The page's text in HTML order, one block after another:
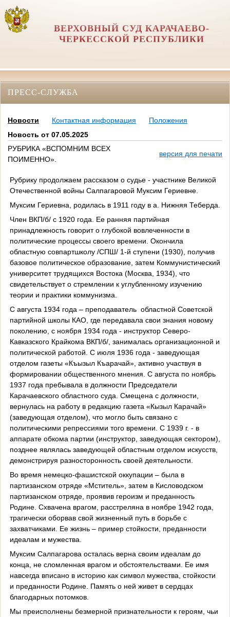
ВЕРХОВНЫЙ СУД КАРАЧАЕВО-
ЧЕРКЕССКОЙ РЕСПУБЛИКИ
ПРЕСС-СЛУЖБА
Новости Контактная информация
Положения
Новость от 07.05.2025
РУБРИКА «ВСПОМНИМ ВСЕХ
ПОИМЕННО».
версия для печати
Рубрику продолжаем рассказом о судье - участнике Великой
Отечественной войны Салпагаровой Муксим Гериевне.
Муксим Гериевна, родилась в 1911 году в а. Нижняя Теберда.
Член ВКП/б/ с 1920 года. Ее ранняя партийная
принадлежность говорит о глубокой вовлеченности в
политические процессы своего времени. Окончила
областную совпартшколу /СПШ/ 1-й ступени (1930), получив
базовое политическое образование, затем Коммунистический
университет трудящихся Востока (Москва, 1934), что
свидетельствует о стремлении к углубленному изучению
теории и практики коммунизма.
С августа 1934 года – преподаватель областной Советской
партийной школы КАО, где передавала свои знания новому
поколению, с ноября 1934 года - инструктор Северо-
Кавказского Крайкома ВКП/б/, занималась организационной и
политической работой. С июля 1936 года - заведующая
отделом газеты «Къызыл Къарачай», активно участвуя в
формировании общественного мнения. С августа по ноябрь
1937 года пребывала в должности Председатели
Карачаевского областного суда. Смещена с должности,
вернулась на работу в редакцию газета «Кызыл Карачай»
(заведующая отделом), что могло быть связано с
политическими репрессиями того времени. С 1939 г. - в
аппарате обкома партии (инструктор, заведующая сектором),
позднее являлась заведующей областным отделом искусств,
демонстрируя разносторонность своей деятельности.
Во время немецко-фашистской оккупации – была в
партизанском отряде «Мститель», затем в Кисловодском
партизанском отряде, проявив героизм и преданность
Родине. Схвачена врагом, расстреляна в ноябре 1942 года,
трагически оборвав свой жизненный путь в борьбе с
захватчиками. Ее жизнь – пример стойкости, преданности
идеалам и мужества.
Муксим Салпагарова осталась верна своим идеалам до
конца, не сломленная врагом и обстоятельствами. Ее имя
навсегда вписано в историю как символ мужества, стойкости
и преданности Родине. Память о ней живет в сердцах
благодарных потомков.
Мы преисполнены безмерной признательности к героям, чьи